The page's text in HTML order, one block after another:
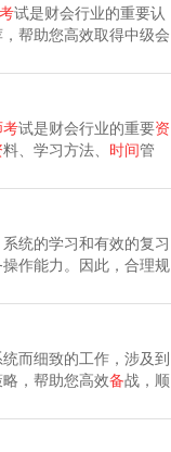
考试是财会行业的重要认
帮助您高效取得中级会
考试是财会行业的重要资
料、学习方法、 时间管
统的学习和有效的复习
作能力。因此，合理规
而细致的工作，涉及到
略，帮助您高效备战，顺